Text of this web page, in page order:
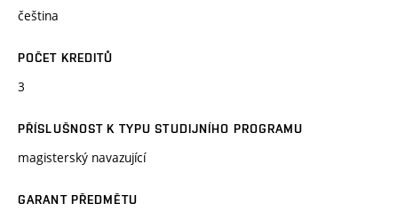
čeština
POČET KREDITŮ
3
PŘÍSLUŠNOST K TYPU STUDIJNÍHO PROGRAMU
magisterský navazující
GARANT PŘEDMĚTU